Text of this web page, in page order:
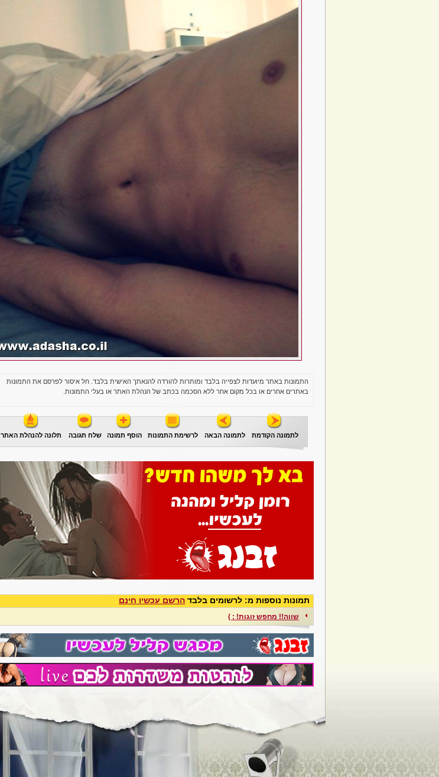
התמונות באתר מיועדות לצפייה בלבד ומותרות להורדה להנאתך האישית בלבד. חל איסור לפרסם את התמונות
באתרים אחרים או בכל מקום אחר ללא הסכמה בכתב של הנהלת האתר או בעלי התמונות.
לתמונה הקודמת לתמונה הבאה לרשימת התמונות הוסף תמונה שלח תגובה תלונה להנהלת האתר
תמונות נוספות מ: לרשומים בלבד הרשם עכשיו חינם
שווה!! מחפש זוגות! : )